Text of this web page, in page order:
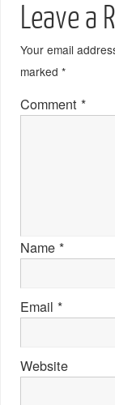
Leave a
Your email
marked*
Comment*
Name*
Email*
Website